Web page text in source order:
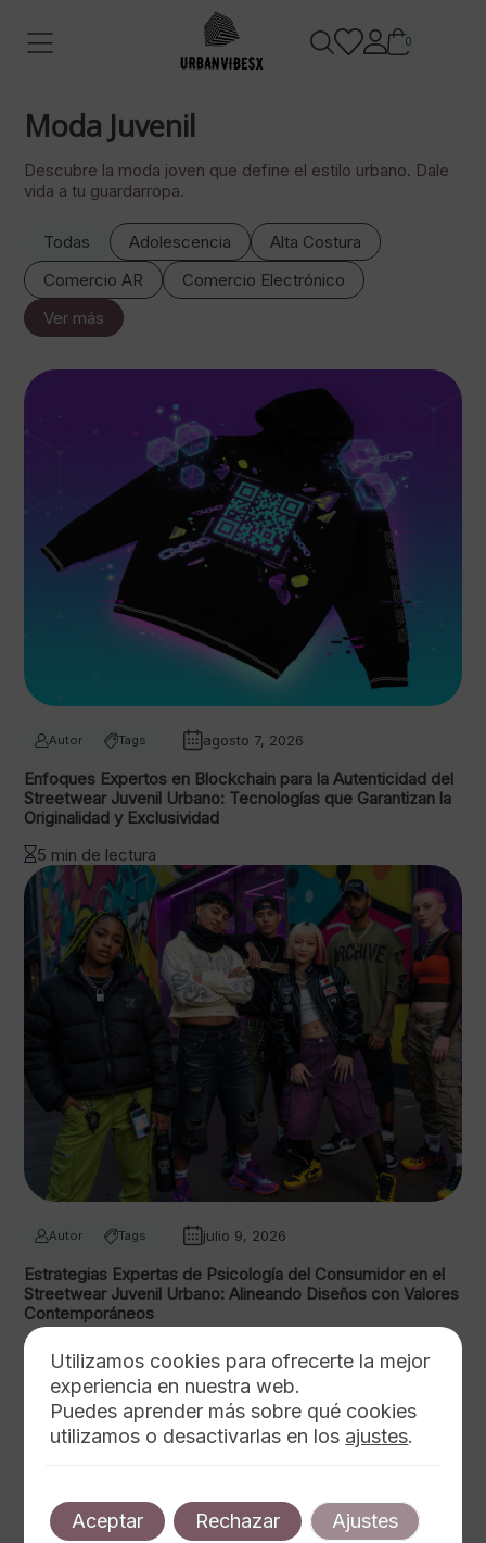
0
Moda Juvenil
Descubre la moda joven que define el estilo urbano. Dale
vida a tu guardarropa.
Todas Adolescencia
Alta Costura
Comercio AR
Comercio Electrónico
Ver más
Autor Tags agosto 7, 2026
Enfoques Expertos en Blockchain para la Autenticidad del
Streetwear Juvenil Urbano: Tecnologías que Garantizan la
Originalidad y Exclusividad
5 min de lectura
Autor Tags julio 9, 2026
Estrategias Expertas de Psicología del Consumidor en el
Streetwear Juvenil Urbano: Alineando Diseños con Valores
Contemporáneos
11 min de lectura
Utilizamos cookies para ofrecerte la mejor
experiencia en nuestra web.
Puedes aprender más sobre qué cookies
utilizamos o desactivarlas en los ajustes.
Aceptar Rechazar Ajustes